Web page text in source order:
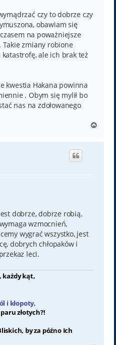
czy to dobrze czy
obawiam się
na poważniejsze
zmiany robione
ale ich brak też
kwestia Hakana powinna
. Obym się mylił bo
nas na zdołowanego
g
dobrze, dobrze robią,
wzmocnień,
wygrać wszystko, jest
dobrych chłopaków i
leci.
każdy kąt,
i kłopoty,
złotych?!
by za późno Ich